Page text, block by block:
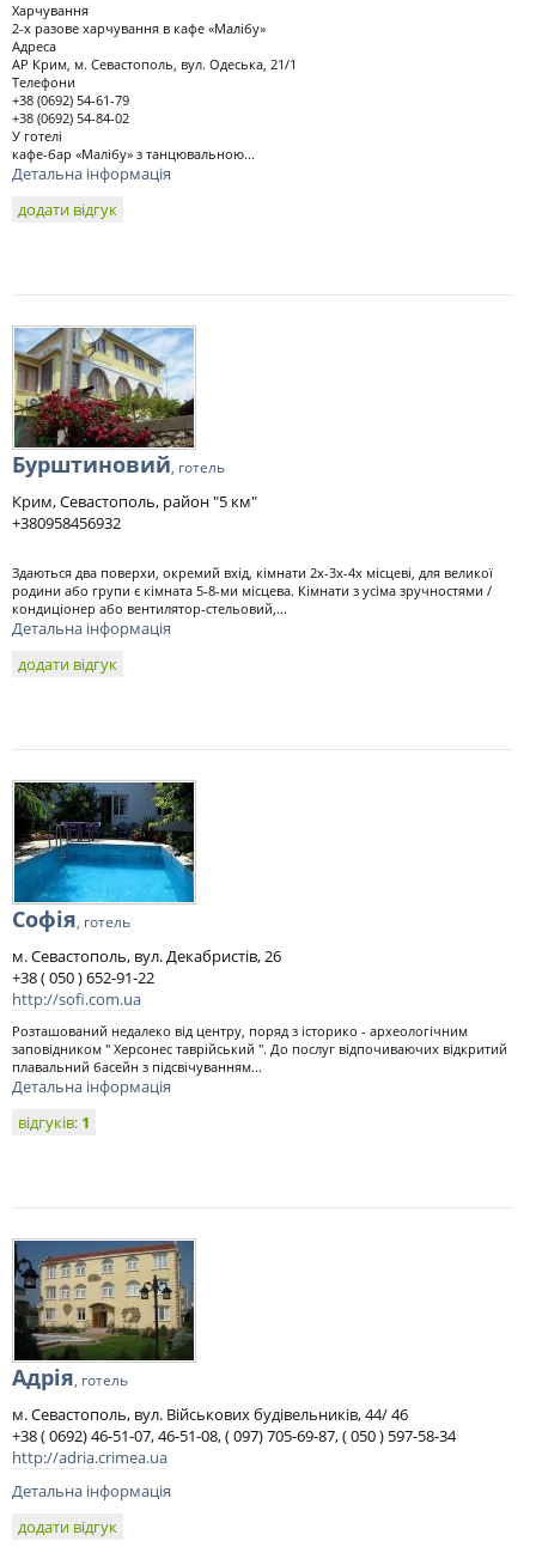
Харчування
2-х разове харчування в кафе «Малібу»
Адреса
АР Крим, м. Севастополь, вул. Одеська, 21/1
Телефони
+38 (0692) 54-61-79
+38 (0692) 54-84-02
У готелі
кафе-бар «Малібу» з танцювальною...
Детальна інформація
додати відгук
Бурштиновий, готель
Крим, Севастополь, район "5 км"
+380958456932
Здаються два поверхи, окремий вхід, кімнати 2х-3х-4х місцеві, для великої
родини або групи є кімната 5-8-ми місцева. Кімнати з усіма зручностями /
кондиціонер або вентилятор-стельовий,...
Детальна інформація
додати відгук
Софія, готель
м. Севастополь, вул. Декабристів, 26
+38 ( 050 ) 652-91-22
http://sofi.com.ua
Розташований недалеко від центру, поряд з історико - археологічним
заповідником " Херсонес таврійський ". До послуг відпочиваючих відкритий
плавальний басейн з підсвічуванням...
Детальна інформація
відгуків: 1
Адрія, готель
м. Севастополь, вул. Військових будівельників, 44/ 46
+38 ( 0692) 46-51-07, 46-51-08, ( 097) 705-69-87, ( 050 ) 597-58-34
http://adria.crimea.ua
Детальна інформація
додати відгук